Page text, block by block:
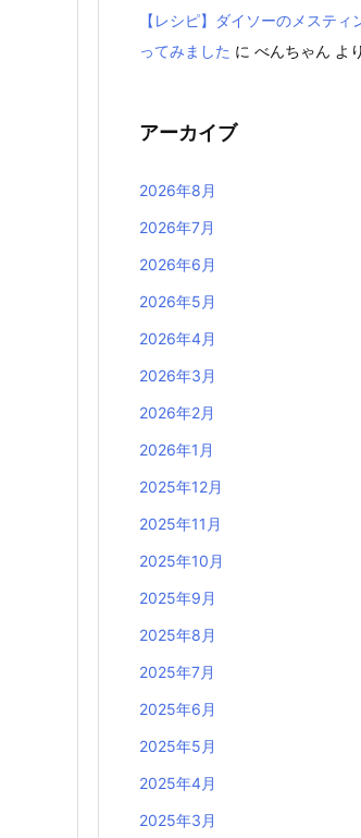
【レシピ】ダイソーのメステ
ってみました に べんちゃん より
アーカイブ
2026年8月
2026年7月
2026年6月
2026年5月
2026年4月
2026年3月
2026年2月
2026年1月
2025年12月
2025年11月
2025年10月
2025年9月
2025年8月
2025年7月
2025年6月
2025年5月
2025年4月
2025年3月